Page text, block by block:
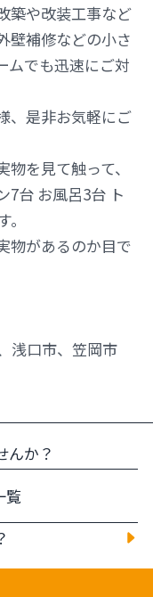
築や改装工事など
壁補修などの小さ
ムでも迅速にご対
、是非お気軽にご
を見て触って、
7台 お風呂3台 ト
物があるのか目で
浅口市、笠岡市
んか？
覧